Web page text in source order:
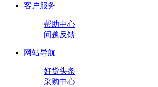
客户服务
帮助中心
问题反馈
网站导航
好货头条
采购中心